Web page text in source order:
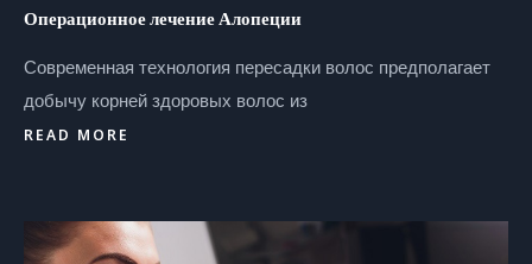
Операционное лечение Алопеции
Современная технология пересадки волос предполагает
добычу корней здоровых волос из
READ MORE